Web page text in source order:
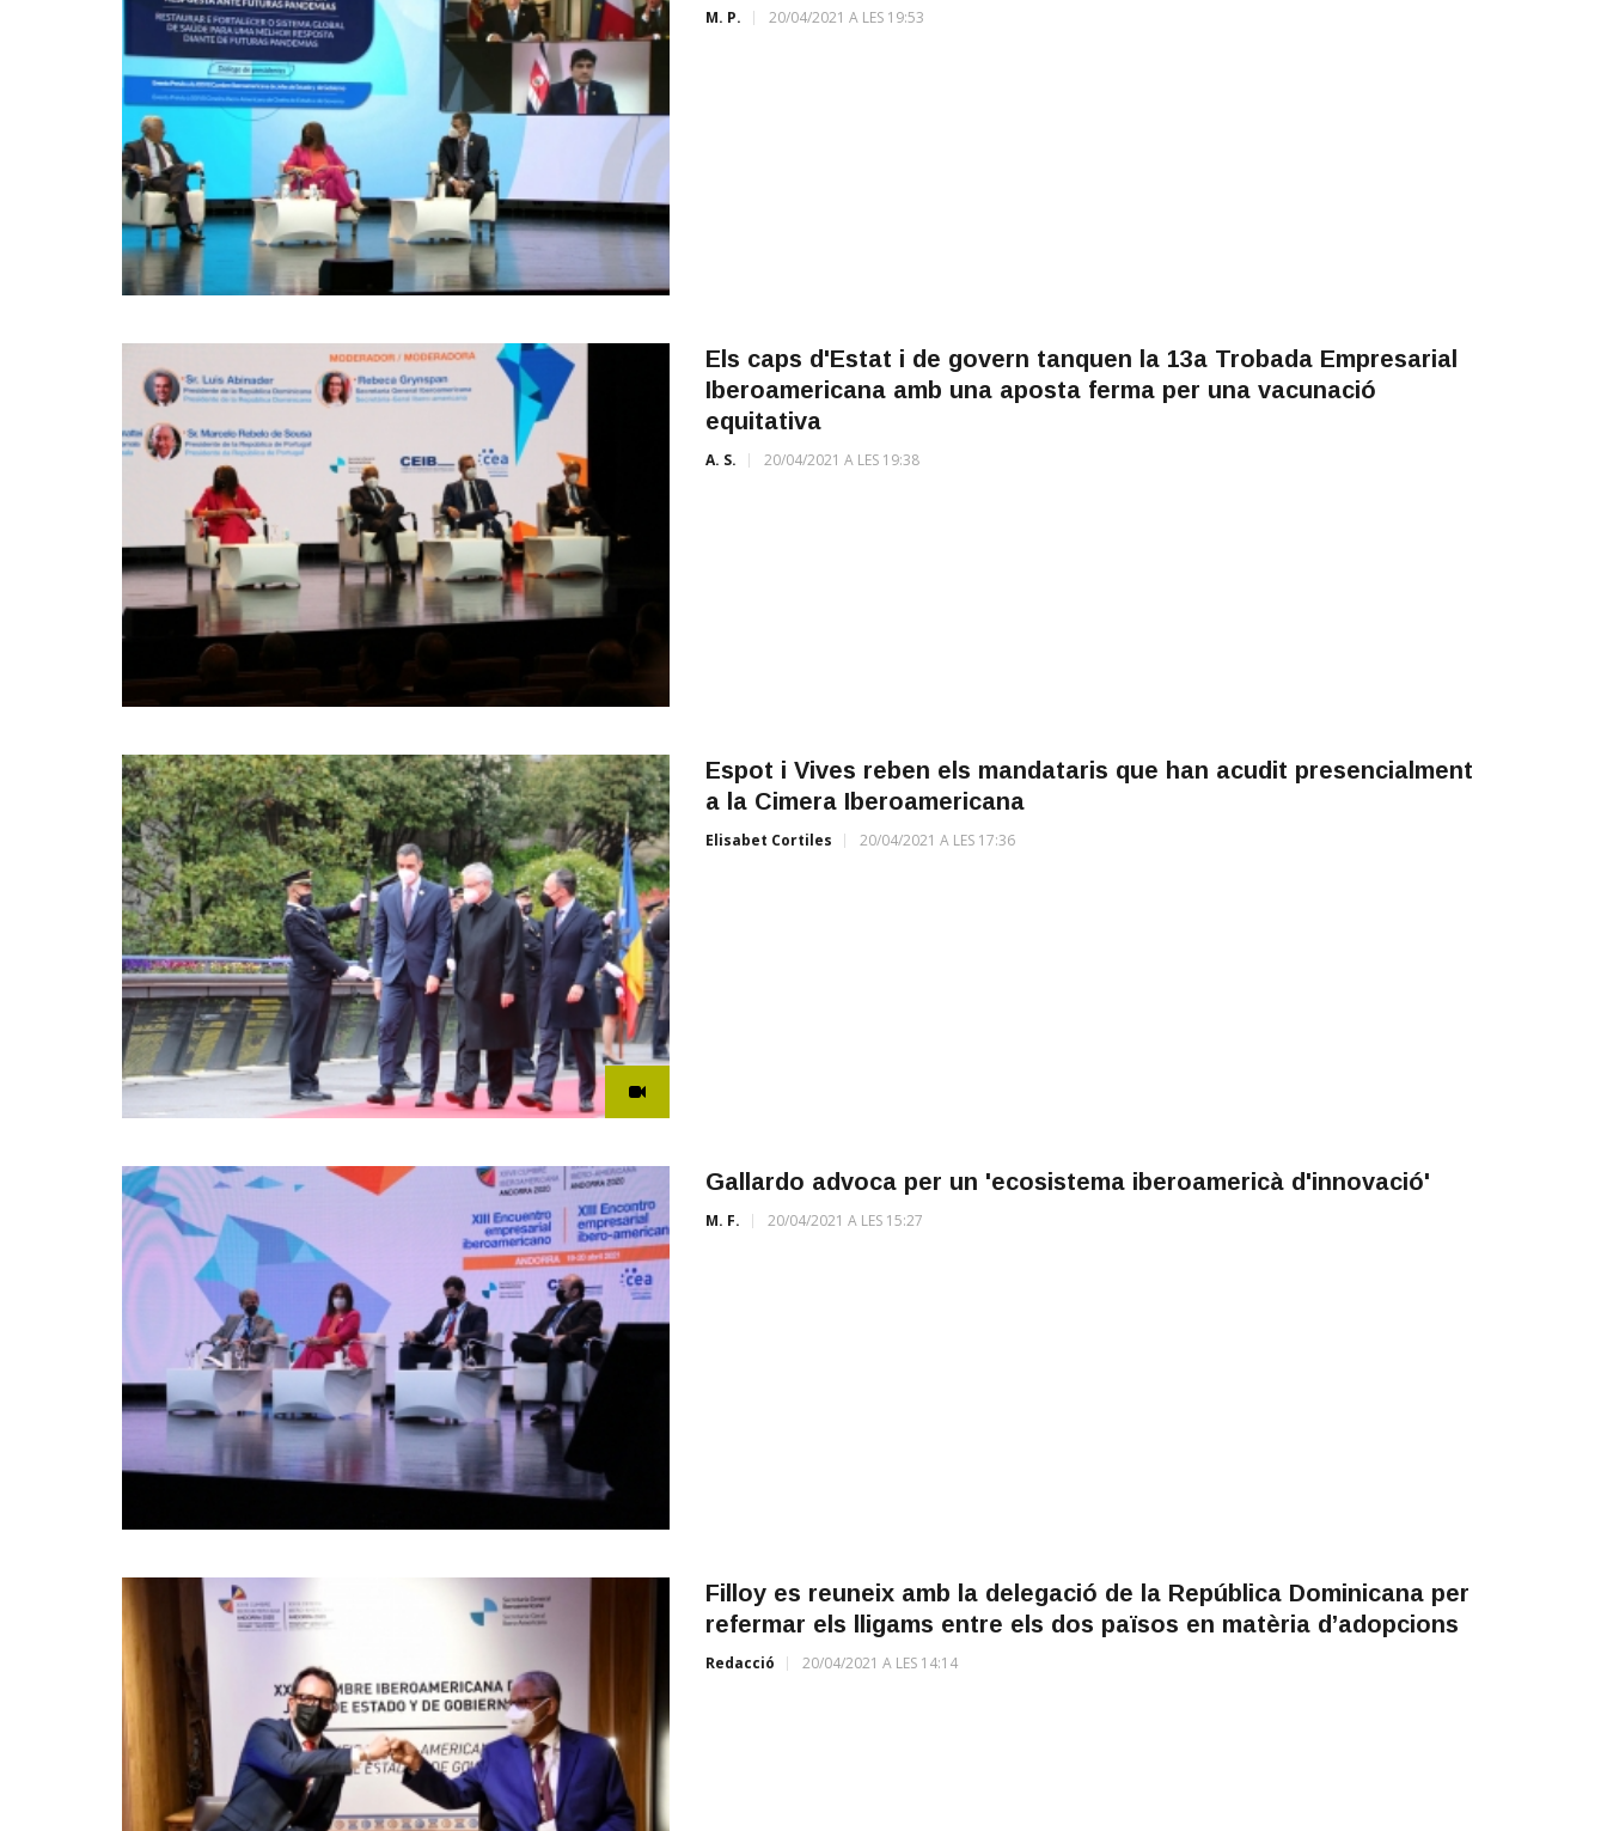
M. P. 20/04/2021 A LES 19:53
Els caps d'Estat i de govern tanquen la 13a Trobada Empresarial
Iberoamericana amb una aposta ferma per una vacunació
equitativa
A. S. 20/04/2021 A LES 19:38
Espot i Vives reben els mandataris que han acudit presencialment
a la Cimera Iberoamericana
Elisabet Cortiles 20/04/2021 A LES 17:36
Gallardo advoca per un 'ecosistema iberoamericà d'innovació'
M. F. 20/04/2021 A LES 15:27
Filloy es reuneix amb la delegació de la República Dominicana per
refermar els lligams entre els dos països en matèria d’adopcions
Redacció 20/04/2021 A LES 14:14